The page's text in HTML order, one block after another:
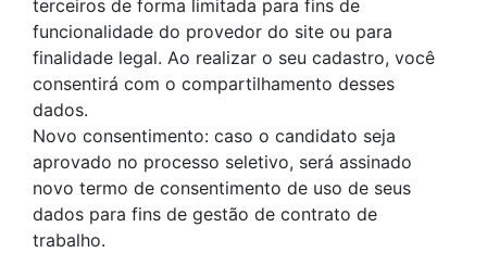
terceiros de forma limitada para fins de
funcionalidade do provedor do site ou para
finalidade legal. Ao realizar o seu cadastro, você
consentirá com o compartilhamento desses
dados.
Novo consentimento: caso o candidato seja
aprovado no processo seletivo, será assinado
novo termo de consentimento de uso de seus
dados para fins de gestão de contrato de
trabalho.